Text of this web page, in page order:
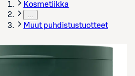
Kosmetiikka
…
Muut puhdistustuotteet